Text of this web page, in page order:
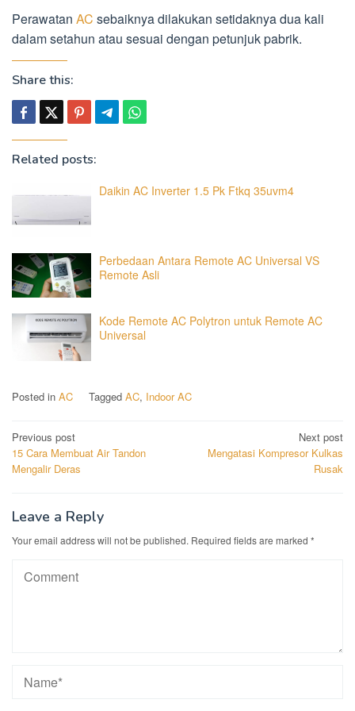
Perawatan AC sebaiknya dilakukan setidaknya dua kali
dalam setahun atau sesuai dengan petunjuk pabrik.
Share this:
Related posts:
Daikin AC Inverter 1.5 Pk Ftkq 35uvm4
Perbedaan Antara Remote AC Universal VS
Remote Asli
Kode Remote AC Polytron untuk Remote AC
Universal
Posted in AC Tagged AC, Indoor AC
Post
navigation
Previous post
15 Cara Membuat Air Tandon
Mengalir Deras
Next post
Mengatasi Kompresor Kulkas
Rusak
Leave a Reply
Your email address will not be published. Required fields are marked *